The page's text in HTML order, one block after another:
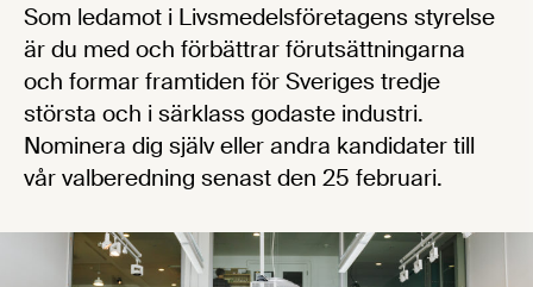
Som ledamot i Livsmedelsföretagens styrelse
är du med och förbättrar förutsättningarna
och formar framtiden för Sveriges tredje
största och i särklass godaste industri.
Nominera dig själv eller andra kandidater till
vår valberedning senast den 25 februari.